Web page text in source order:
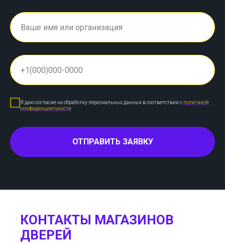
Я даю согласие на обработку персональных данных в соответствии с политикой
конфиденциальности
ОТПРАВИТЬ ЗАЯВКУ
КОНТАКТЫ МАГАЗИНОВ
ДВЕРЕЙ